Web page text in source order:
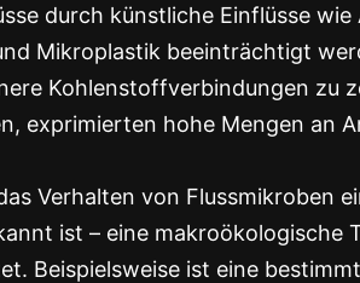
durch künstliche Einflüsse
Mikroplastik beeinträchtigt
Kohlenstoffverbindungen zu
exprimierten hohe Mengen an
Verhalten von Flussmikroben
ist – eine makroökologische
Beispielsweise ist eine